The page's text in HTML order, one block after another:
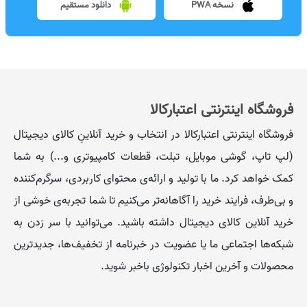
- توان مصرفی: هارد دیسک برای اینکه بتواند کار کند، نیاز به
- حافظه بافر: یک حافظه واسطه بین هارد دیسک و سیستم
کامپیوتر شما است که سرعت نسبتا زیادی دارد و اطلاعات را
به‌طور موقت در خود نگهداری می کند. بدون شک میزان حافظه
بافر هرچه بیشتر باشد بهتر است. معمولا حافظه بافر برای هارد
دیسک با مگابایت بیان می‌شود.
انواع هارد اکسترنال
نسخه PWA دانلود مستقیم
فروشگاه اینترنتی اعتبارکالا
فروشگاه اینترنتی اعتبارکالا در انتخاب و خرید آنلاینِ کالای دیجیتال
(لپ تاپ، گوشی موبایل، تبلت، قطعات کامپیوتری و...) به شما
کمک خواهد کرد. ما با تولید و ارائه‌ی محتوای کاربردی، سرگرم‌کننده
و بی‌طرف، فرایند خرید را آگاهانه‌تر می‌کنیم تا شما تجربه‌ی خوشی از
خرید آنلاین کالای دیجیتال داشته باشید. می‌توانید با سر زدن به
شبکه‌ها اجتماعی ما یا عضویت در خبرنامه از تخفیف‌‌ها، جدیدترین
محصولات و آخرین اخبار تکنولوژی باخبر شوید.